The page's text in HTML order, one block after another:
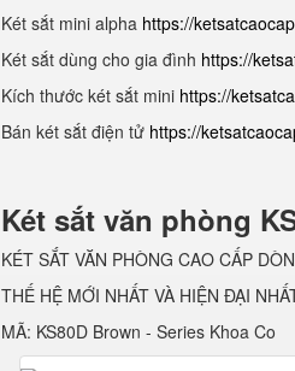
Két sắt mini alpha https://
Két sắt dùng cho gia đình https://
Kích thước két sắt mini https://
Bán két sắt điện tử https://
Két sắt văn phòng
KÉT SẮT VĂN PHÒNG CAO CẤP
THẾ HỆ MỚI NHẤT VÀ HIỆN ĐẠI
MÃ: KS80D Brown - Series Khoa Co